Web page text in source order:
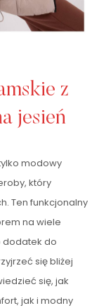
z
jesień
modowy
który
Ten funkcjonalny
na wiele
dodatek do
się bliżej
się, jak
jak i modny